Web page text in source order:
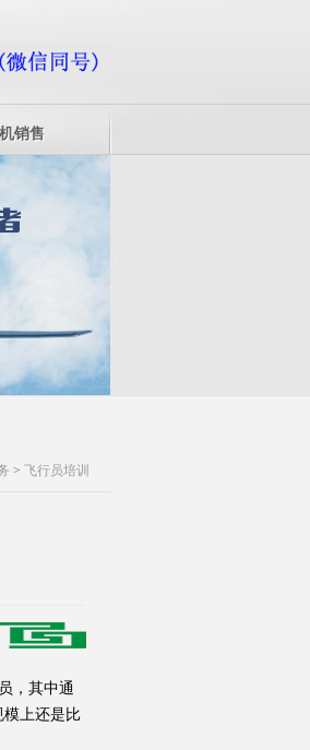
销售
> 飞行员培训
，其中通
模上还是比